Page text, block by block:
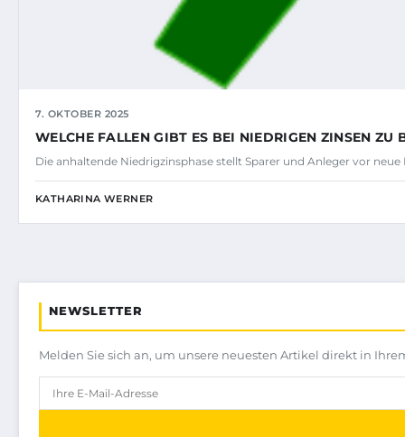
7. OKTOBER 2025
WELCHE FALLEN GIBT ES BEI NIEDRIGEN ZINSEN ZU
Die anhaltende Niedrigzinsphase stellt Sparer und Anleger vor
KATHARINA WERNER
NEWSLETTER
Melden Sie sich an, um unsere neuesten Artikel direkt in